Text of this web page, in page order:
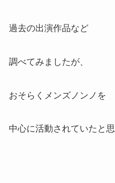
過去の出演作品など
調べてみましたが、
おそらくメンズノンノを
中心に活動されていたと思